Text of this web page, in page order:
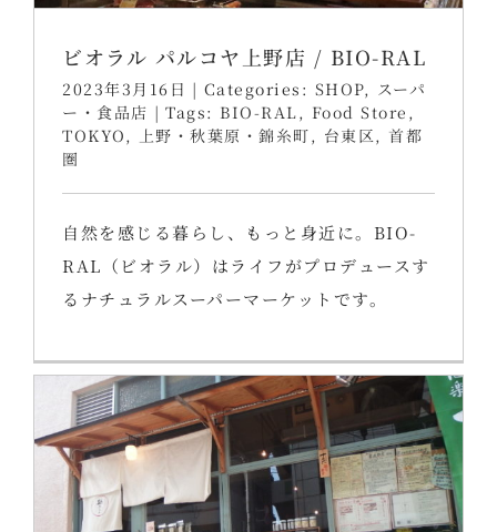
ビオラル パルコヤ上野店 / BIO-RAL
2023年3月16日 | Categories: SHOP, スーパ
ー・食品店 | Tags: BIO-RAL , Food Store ,
TOKYO , 上野・秋葉原・錦糸町 , 台東区 , 首都
圏
自然を感じる暮らし、もっと身近に。BIO-
RAL（ビオラル）はライフがプロデュースす
るナチュラルスーパーマーケットです。